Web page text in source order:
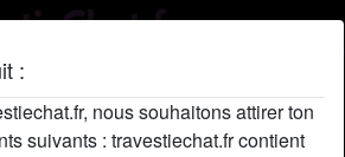
:
nous souhaitons attirer ton
suivants : travestiechat.fr contient